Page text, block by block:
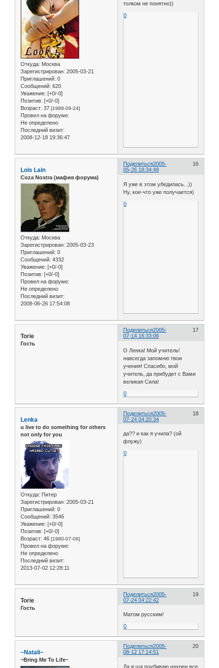
Откуда: Москва
Зарегистрирован: 2005-03-21
Приглашений: 0
Сообщений: 620
Уважение: [+0/-0]
Позитив: [+0/-0]
Возраст: 37 [1988-09-24]
Провел на форуме:
Не определено
Последний визит:
2008-12-18 19:36:47
толком не понятно))
0
Поделиться 16
2005-
05-26 18:34:49
Lois Lain
Coza Nostra (мафия форума)
Откуда: Москва
Зарегистрирован: 2005-03-23
Приглашений: 0
Сообщений: 4332
Уважение: [+0/-0]
Позитив: [+0/-0]
Провел на форуме:
Не определено
Последний визит:
2008-06-26 17:54:08
Я уже в этом убедилась...))
Ну, кое-что уже получается)
0
Поделиться 17
2005-
07-14 16:33:06
Torie
Гость
О Ленка! Мой учитель!
навсегда запомню твои
учения! Спасибо, мой
учитель, да прибудет с Вами
великая Сила!
0
Поделиться 18
2005-
07-24 04:20:34
Lenka
u live to do something for others
not only for you
Откуда: Питер
Зарегистрирован: 2005-03-21
Приглашений: 0
Сообщений: 3546
Уважение: [+0/-0]
Позитив: [+0/-0]
Возраст: 46 [1980-07-06]
Провел на форуме:
Не определено
Последний визит:
2013-07-02 12:28:11
да?? и как я учила? (ой
флужу)
0
Поделиться 19
2005-
07-24 04:22:42
Torie
Гость
Матом русским!
0
Поделиться 20
2005-
08-12 17:14:51
~Natali~
~Bring Me To Life~
Да я ща поубиваю нахрен все